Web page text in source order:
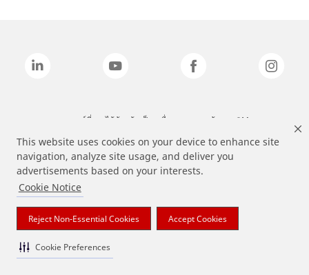
This website uses cookies on your device to enhance site
navigation, analyze site usage, and deliver you
advertisements based on your interests.
Cookie Notice
Reject Non-Essential Cookies Accept Cookies
Cookie Preferences
แบรนด์ที่ระบุไว้ข้างต้นเป็นเครื่องหมายการค้าของ 3M